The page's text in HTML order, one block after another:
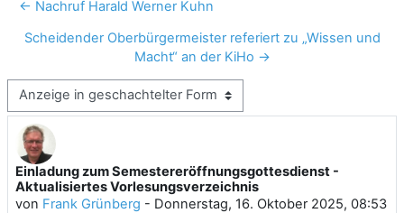
← Nachruf Harald Werner Kuhn
Scheidender Oberbürgermeister referiert zu „Wissen und
Macht“ an der KiHo →
Anzeigemodus
Einladung zum Semestereröffnungsgottesdienst -
Aktualisiertes Vorlesungsverzeichnis
von Frank Grünberg - Donnerstag, 16. Oktober 2025, 08:53
Anzahl Antworten: 0